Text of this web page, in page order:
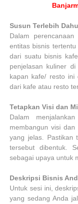
Susun Terlebih
Dalam
entitas bisnis
dari suatu bisnis
penjelasan kuliner
kapan kafe/ resto ini
dari kafe atau resto
Tetapkan Visi dan
Dalam
membangun visi
yang jelas. Pastikan
tersebut dibentuk.
sebagai upaya untuk
Deskripsi Bisnis
Untuk sesi ini,
yang sedang Anda